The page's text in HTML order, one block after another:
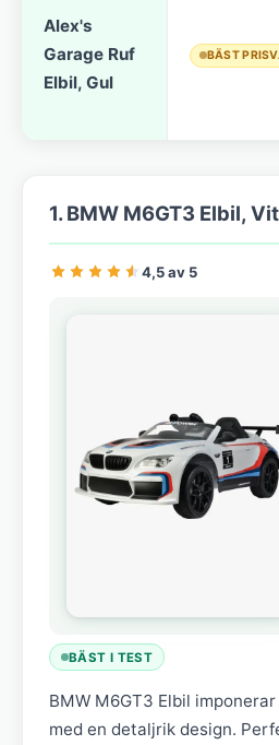
Alex's
Garage Ruf
Elbil, Gul
BÄST
1. BMW M6GT3 Elbil, Vit
4,5 av 5
BÄST I TEST
BMW M6GT3 Elbil
med en detaljrik design.